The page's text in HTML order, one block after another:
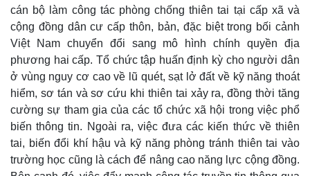
cán bộ làm công tác phòng chống thiên tai tại cấp xã và
cộng đồng dân cư cấp thôn, bản, đặc biệt trong bối cảnh
Việt Nam chuyển đổi sang mô hình chính quyền địa
phương hai cấp. Tổ chức tập huấn định kỳ cho người dân
ở vùng nguy cơ cao về lũ quét, sạt lở đất về kỹ năng thoát
hiểm, sơ tán và sơ cứu khi thiên tai xảy ra, đồng thời tăng
cường sự tham gia của các tổ chức xã hội trong việc phổ
biến thông tin. Ngoài ra, việc đưa các kiến thức về thiên
tai, biến đổi khí hậu và kỹ năng phòng tránh thiên tai vào
trường học cũng là cách để nâng cao năng lực cộng đồng.